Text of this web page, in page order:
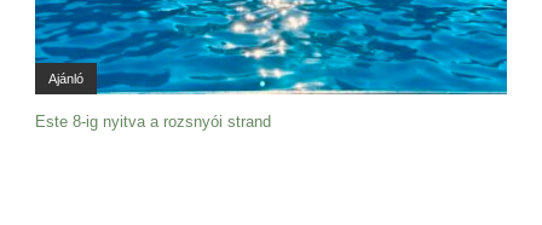
Ajánló
Este 8-ig nyitva a rozsnyói strand